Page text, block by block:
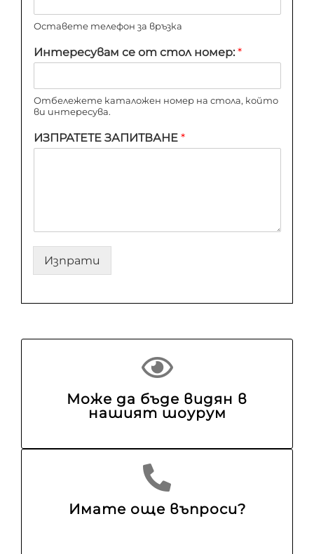
Оставете телефон за връзка
Интересувам се от стол номер: *
Отбележете каталожен номер на стола, който
ви интересува.
ИЗПРАТЕТЕ ЗАПИТВАНЕ *
Изпрати
Може да бъде видян в
нашият шоурум
Имате още въпроси?